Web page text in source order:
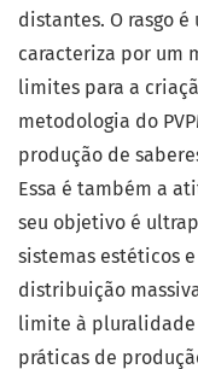
distantes. O rasgo
caracteriza por um
limites para a
metodologia do
produção de
Essa é também a
seu objetivo é
sistemas estéticos
distribuição
limite à
práticas de